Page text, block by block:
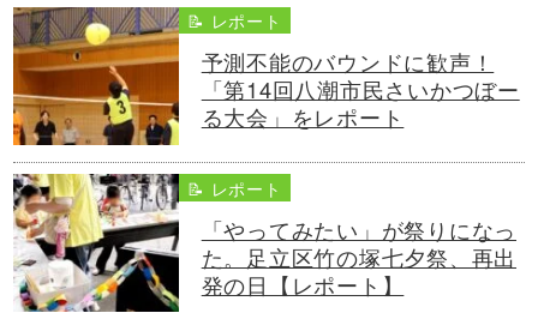
📝 レポート
予測不能のバウンドに歓声！
「第14回八潮市民さいかつぼー
る大会」をレポート
📝 レポート
「やってみたい」が祭りになっ
た。足立区竹の塚七夕祭、再出
発の日【レポート】